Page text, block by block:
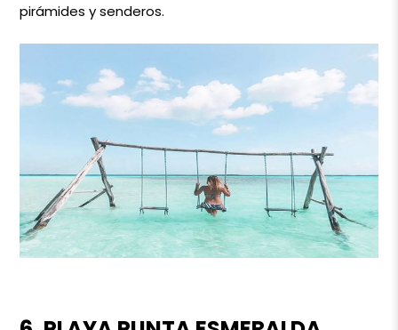
pirámides y senderos.